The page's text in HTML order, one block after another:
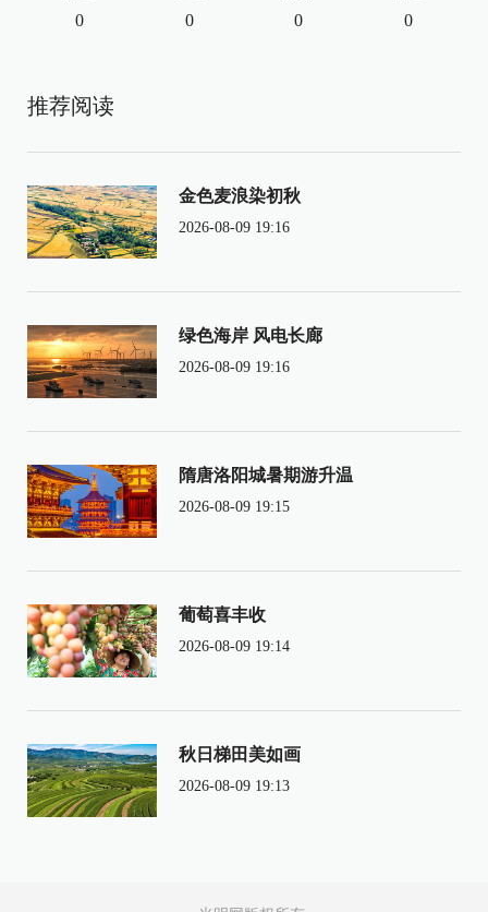
0 0 0 0
推荐阅读
金色麦浪染初秋
2026-08-09 19:16
绿色海岸 风电长廊
2026-08-09 19:16
隋唐洛阳城暑期游升温
2026-08-09 19:15
葡萄喜丰收
2026-08-09 19:14
秋日梯田美如画
2026-08-09 19:13